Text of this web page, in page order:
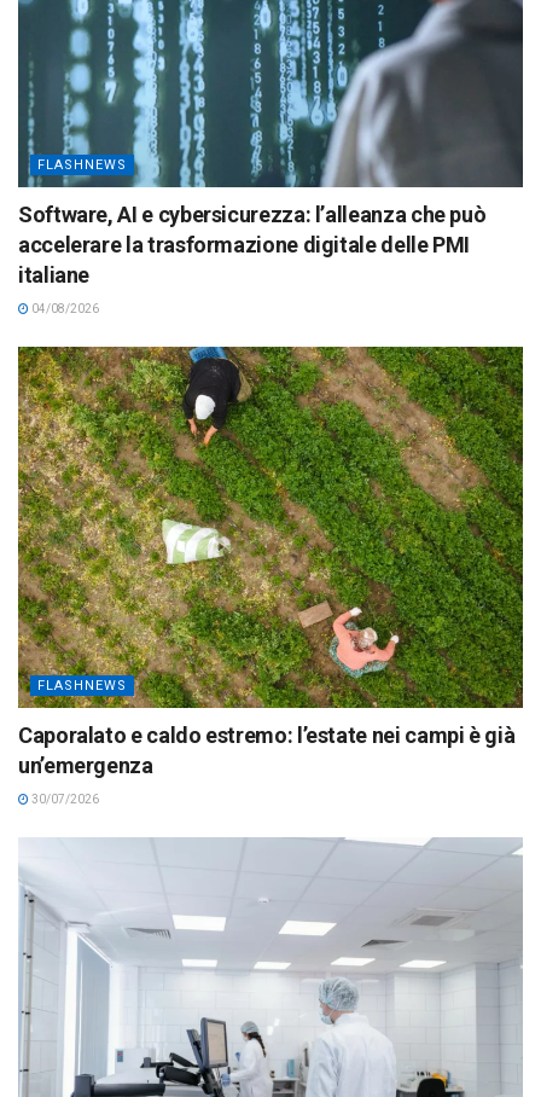
FLASHNEWS
Software, AI e cybersicurezza: l’alleanza che può
accelerare la trasformazione digitale delle PMI
italiane
04/08/2026
FLASHNEWS
Caporalato e caldo estremo: l’estate nei campi è già
un’emergenza
30/07/2026